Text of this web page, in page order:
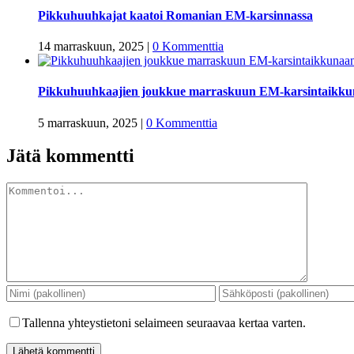
Pikkuhuuhkajat kaatoi Romanian EM-karsinnassa
14 marraskuun, 2025 | 0 Kommenttia
Pikkuhuuhkaajien joukkue marraskuun EM-
5 marraskuun, 2025 | 0 Kommenttia
Jätä kommentti
Kommentti
Tallenna yhteystietoni selaimeen seuraavaa kertaa varten.